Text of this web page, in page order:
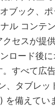
ブック、
ル コンテ
クセスが提
ロード後
。すべて広
、タブレッ
備えてい